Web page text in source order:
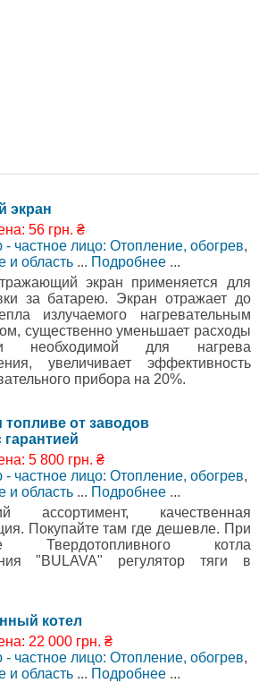
экран
56 грн. ₴
частное лицо: Отопление, обогрев,
и область ... Подробнее ...
экран применяется для
за батарею. Экран отражает до
излучаемого нагревательным
существенно уменьшает расходы
необходимой для нагрева
увеличивает эффективность
прибора на 20%.
от заводов
5 800 грн. ₴
частное лицо: Отопление, обогрев,
и область ... Подробнее ...
ассортимент, качественная
Покупайте там где дешевле. При
Твердотопливного котла
"BULAVA" регулятор тяги в
котел
22 000 грн. ₴
частное лицо: Отопление, обогрев,
и область ... Подробнее ...